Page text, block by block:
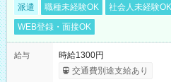
派遣 職種未経験OK 社会人未経験OK
WEB登録・面接OK
給与
時給1300円
交通費別途支給あり